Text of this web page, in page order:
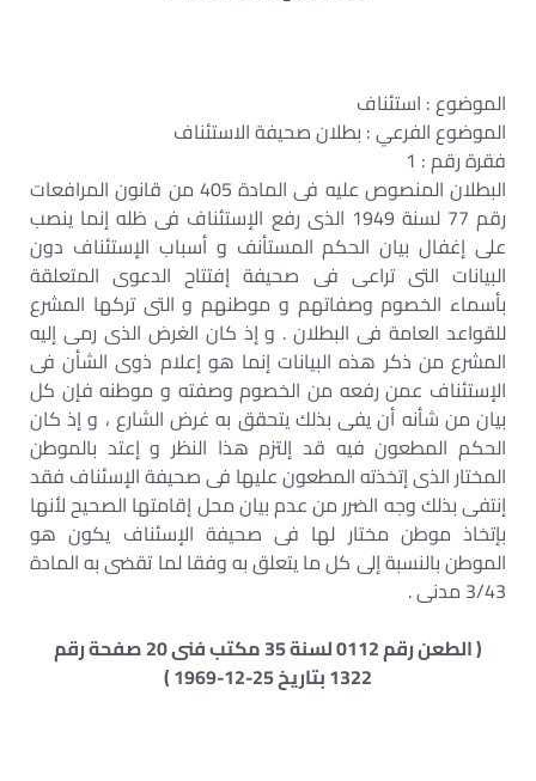
الموضوع : استئناف
الموضوع الفرعي : بطلان صحيفة الاستئناف
فقرة رقم : 1
البطلان المنصوص عليه فى المادة 405 من قانون المرافعات
رقم 77 لسنة 1949 الذى رفع الإستئناف فى ظله إنما ينصب
على إغفال بيان الحكم المستأنف و أسباب الإستئناف دون
البيانات التى تراعى فى صحيفة إفتتاح الدعوى المتعلقة
بأسماء الخصوم وصفاتهم و موطنهم و التى تركها المشرع
للقواعد العامة فى البطلان . و إذ كان الغرض الذى رمى إليه
المشرع من ذكر هذه البيانات إنما هو إعلام ذوى الشأن فى
الإستئناف عمن رفعه من الخصوم وصفته و موطنه فإن كل
بيان من شأنه أن يفى بذلك يتحقق به غرض الشارع ، و إذ كان
الحكم المطعون فيه قد إلتزم هذا النظر و إعتد بالموطن
المختار الذى إتخذته المطعون عليها فى صحيفة الإسئناف فقد
إنتفى بذلك وجه الضرر من عدم بيان محل إقامتها الصحيح لأنها
بإتخاذ موطن مختار لها فى صحيفة الإسئناف يكون هو
الموطن بالنسبة إلى كل ما يتعلق به وفقا لما تقضى به المادة
3/43 مدنى .
( الطعن رقم 0112 لسنة 35 مكتب فنى 20 صفحة رقم
1322 بتاريخ 25-12-1969 )